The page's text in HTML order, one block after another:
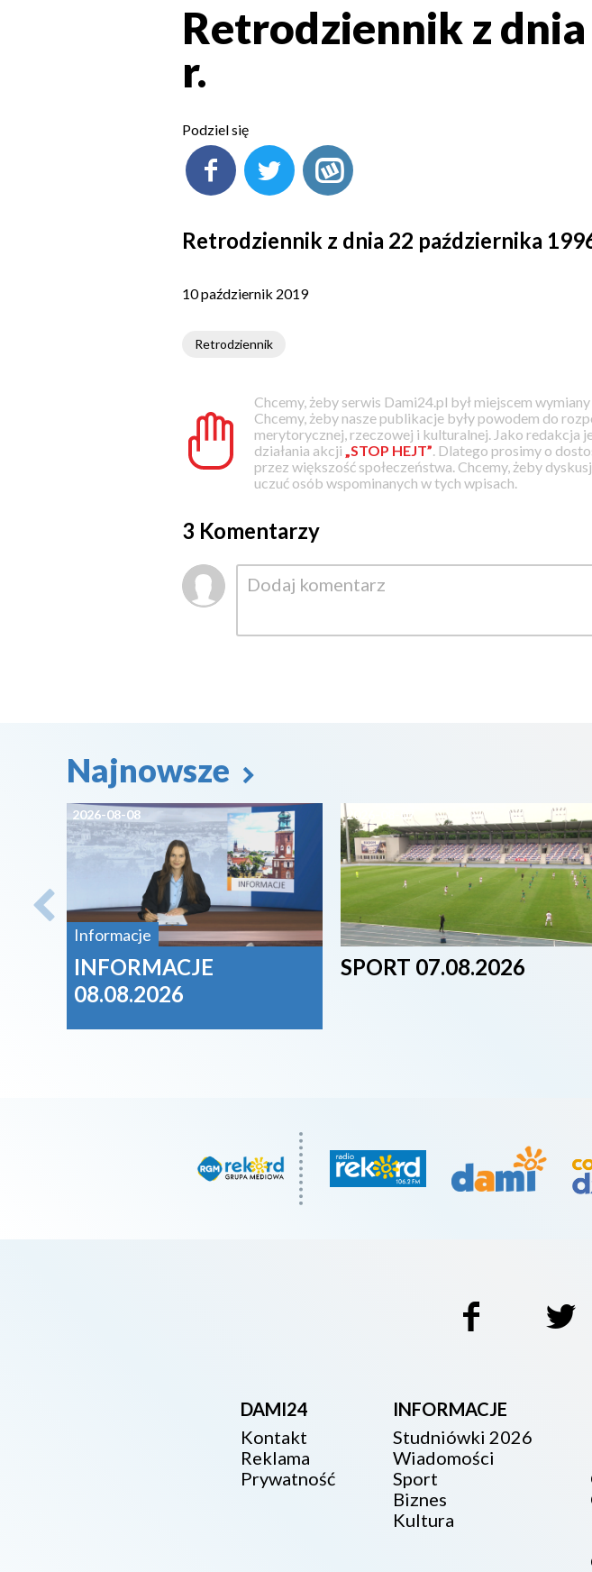
Retrodziennik z
r.
Podziel się
Retrodziennik z dnia 22 października
10 październik 2019
Retrodziennik
Chcemy, żeby serwis Dami24.pl był miejscem
Chcemy, żeby nasze publikacje były powodem do
merytorycznej, rzeczowej i kulturalnej. Jako redakcja
działania akcji „STOP HEJT” . Dlatego prosimy o
przez większość społeczeństwa. Chcemy, żeby
uczuć osób wspominanych w tych wpisach.
3 Komentarzy
Najnowsze
2026-08-08
Informacje
INFORMACJE
08.08.2026
2026-08-07
SPORT 07.08.2026
DAMI24
Kontakt
Reklama
Prywatność
INFORMACJE
Studniówki 2026
Wiadomości
Sport
Biznes
Kultura